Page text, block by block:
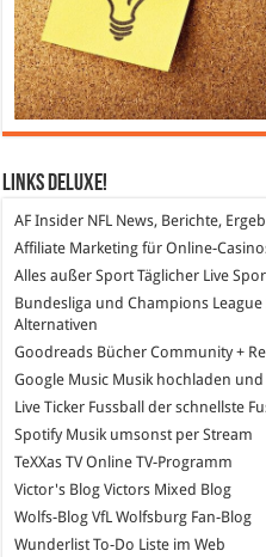
Links DeLuXe!
AF Insider NFL News, Berichte,
Affiliate Marketing für Online-
Alles außer Sport Täglicher Live
Bundesliga und Champions League
Alternativen
Goodreads Bücher Community +
Google Music Musik hochladen
Live Ticker Fussball der schnellste
SpotifyMusik umsonst per Stream
TeXXas TVOnline TV-Programm
Victor's Blog Victors Mixed Blog
Wolfs-Blog VfL Wolfsburg Fan-Blog
Wunderlist To-Do Liste im Web